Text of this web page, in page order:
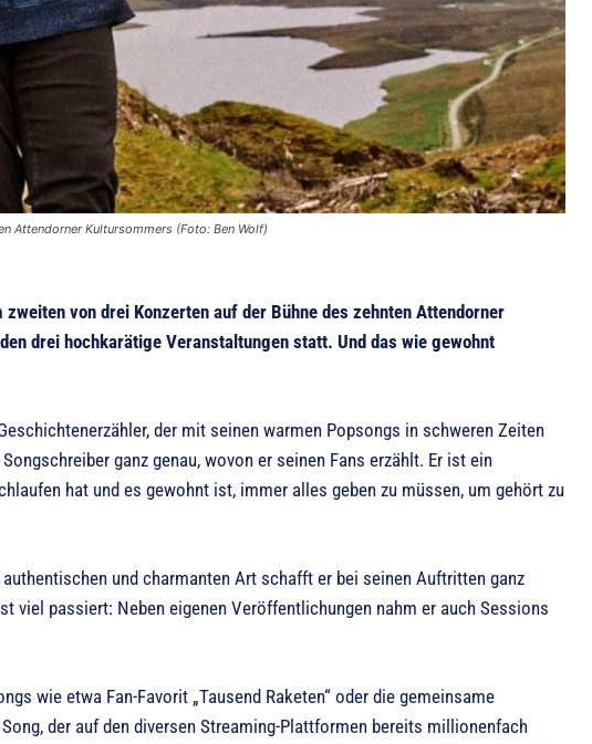
Attendorner Kultursommers (Foto: Ben Wolf)
von drei Konzerten auf der Bühne des zehnten Attendorner
drei hochkarätige Veranstaltungen statt. Und das wie gewohnt
der mit seinen warmen Popsongs in schweren Zeiten
ganz genau, wovon er seinen Fans erzählt. Er ist ein
hat und es gewohnt ist, immer alles geben zu müssen, um gehört zu
und charmanten Art schafft er bei seinen Auftritten ganz
viel passiert: Neben eigenen Veröffentlichungen nahm er auch Sessions
wie etwa Fan-Favorit „Tausend Raketen“ oder die gemeinsame
der auf den diversen Streaming-Plattformen bereits millionenfach